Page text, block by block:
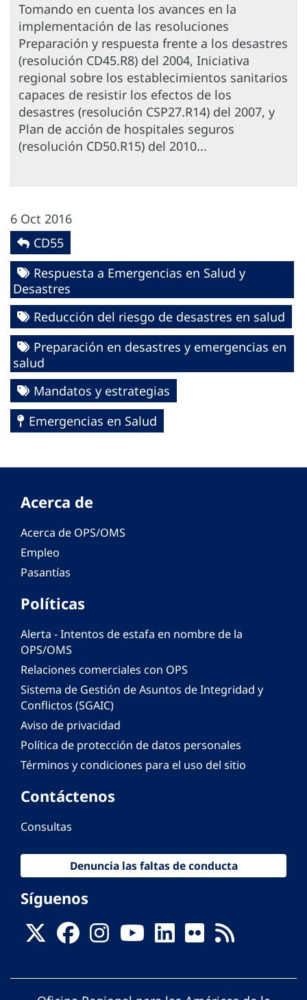
Tomando en cuenta los avances en la
implementación de las resoluciones
Preparación y respuesta frente a los desastres
(resolución CD45.R8) del 2004, Iniciativa
regional sobre los establecimientos sanitarios
capaces de resistir los efectos de los
desastres (resolución CSP27.R14) del 2007, y
Plan de acción de hospitales seguros
(resolución CD50.R15) del 2010...
6 Oct 2016
CD55
Respuesta a Emergencias en Salud y
Desastres
Reducción del riesgo de desastres en salud
Preparación en desastres y emergencias en
salud
Mandatos y estrategias
Emergencias en Salud
Acerca de
Acerca de OPS/OMS
Empleo
Pasantías
Políticas
Alerta - Intentos de estafa en nombre de la
OPS/OMS
Relaciones comerciales con OPS
Sistema de Gestión de Asuntos de Integridad y
Conflictos (SGAIC)
Aviso de privacidad
Política de protección de datos personales
Términos y condiciones para el uso del sitio
Contáctenos
Consultas
Denuncia las faltas de conducta
Síguenos